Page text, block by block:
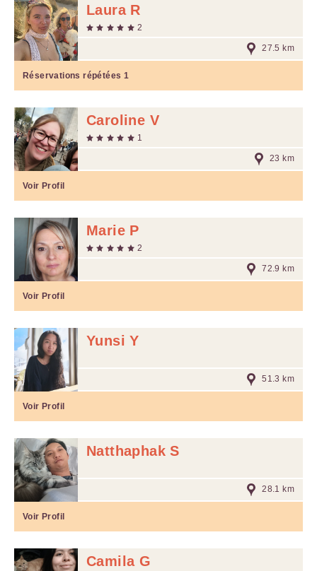
Laura R
2
27.5 km
Réservations répétées 1
Caroline V
1
23 km
Voir Profil
Marie P
2
72.9 km
Voir Profil
Yunsi Y
51.3 km
Voir Profil
Natthaphak S
28.1 km
Voir Profil
Camila G